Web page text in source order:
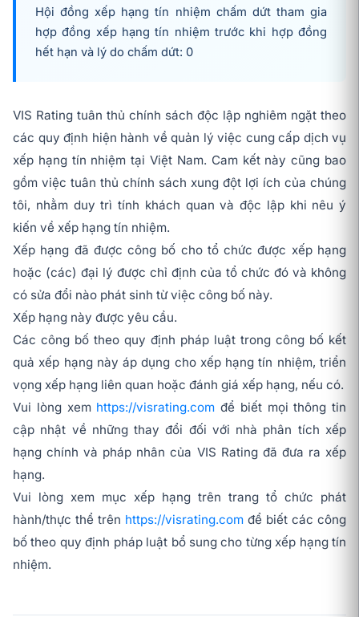
Hội đồng xếp hạng tín nhiệm chấm dứt tham gia
hợp đồng xếp hạng tín nhiệm trước khi hợp đồng
hết hạn và lý do chấm dứt: 0
VIS Rating tuân thủ chính sách độc lập nghiêm ngặt theo
các quy định hiện hành về quản lý việc cung cấp dịch vụ
xếp hạng tín nhiệm tại Việt Nam. Cam kết này cũng bao
gồm việc tuân thủ chính sách xung đột lợi ích của chúng
tôi, nhằm duy trì tính khách quan và độc lập khi nêu ý
kiến về xếp hạng tín nhiệm.
Xếp hạng đã được công bố cho tổ chức được xếp hạng
hoặc (các) đại lý được chỉ định của tổ chức đó và không
có sửa đổi nào phát sinh từ việc công bố này.
Xếp hạng này được yêu cầu.
Các công bố theo quy định pháp luật trong công bố kết
quả xếp hạng này áp dụng cho xếp hạng tín nhiệm, triển
vọng xếp hạng liên quan hoặc đánh giá xếp hạng, nếu có.
Vui lòng xem https://visrating.com để biết mọi thông tin
cập nhật về những thay đổi đối với nhà phân tích xếp
hạng chính và pháp nhân của VIS Rating đã đưa ra xếp
hạng.
Vui lòng xem mục xếp hạng trên trang tổ chức phát
hành/thực thể trên https://visrating.com để biết các công
bố theo quy định pháp luật bổ sung cho từng xếp hạng tín
nhiệm.